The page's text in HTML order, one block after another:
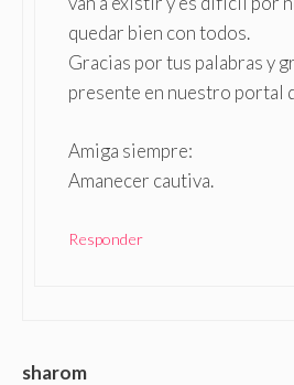
quedar bien con todos.
Gracias por tus palabras y
presente en nuestro portal
Amiga siempre:
Amanecer cautiva.
Responder
sharom